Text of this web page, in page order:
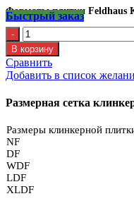
Форматы плитки Feldhaus
Быстрый заказ
Количество
Клинкерная
плитка
Feldhaus
R
LDF14
В корзину
Сравнить
Добавить в список
Размерная сетка
Размеры клинкерной
NF
DF
WDF
LDF
XLDF